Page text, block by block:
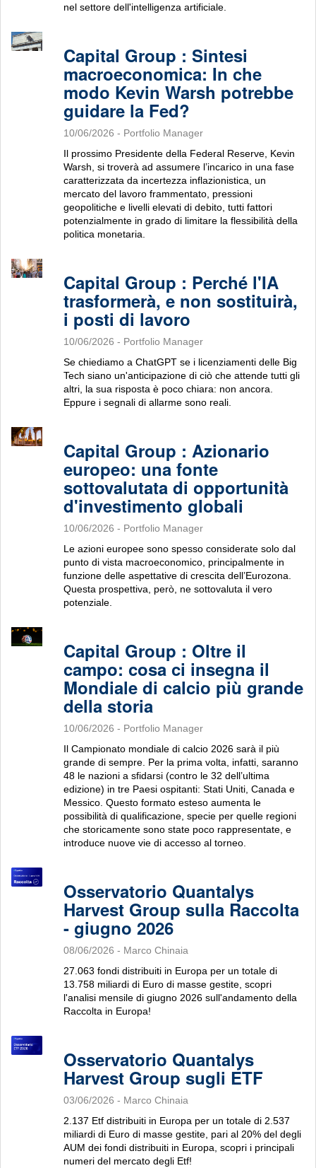
nel settore dell'intelligenza artificiale.
Capital Group : Sintesi
macroeconomica: In che
modo Kevin Warsh potrebbe
guidare la Fed?
10/06/2026 - Portfolio Manager
Il prossimo Presidente della Federal Reserve, Kevin
Warsh, si troverà ad assumere l’incarico in una fase
caratterizzata da incertezza inflazionistica, un
mercato del lavoro frammentato, pressioni
geopolitiche e livelli elevati di debito, tutti fattori
potenzialmente in grado di limitare la flessibilità della
politica monetaria.
Capital Group : Perché l'IA
trasformerà, e non sostituirà,
i posti di lavoro
10/06/2026 - Portfolio Manager
Se chiediamo a ChatGPT se i licenziamenti delle Big
Tech siano un'anticipazione di ciò che attende tutti gli
altri, la sua risposta è poco chiara: non ancora.
Eppure i segnali di allarme sono reali.
Capital Group : Azionario
europeo: una fonte
sottovalutata di opportunità
d'investimento globali
10/06/2026 - Portfolio Manager
Le azioni europee sono spesso considerate solo dal
punto di vista macroeconomico, principalmente in
funzione delle aspettative di crescita dell’Eurozona.
Questa prospettiva, però, ne sottovaluta il vero
potenziale.
Capital Group : Oltre il
campo: cosa ci insegna il
Mondiale di calcio più grande
della storia
10/06/2026 - Portfolio Manager
Il Campionato mondiale di calcio 2026 sarà il più
grande di sempre. Per la prima volta, infatti, saranno
48 le nazioni a sfidarsi (contro le 32 dell’ultima
edizione) in tre Paesi ospitanti: Stati Uniti, Canada e
Messico. Questo formato esteso aumenta le
possibilità di qualificazione, specie per quelle regioni
che storicamente sono state poco rappresentate, e
introduce nuove vie di accesso al torneo.
Osservatorio Quantalys
Harvest Group sulla Raccolta
- giugno 2026
08/06/2026 - Marco Chinaia
27.063 fondi distribuiti in Europa per un totale di
13.758 miliardi di Euro di masse gestite, scopri
l'analisi mensile di giugno 2026 sull'andamento della
Raccolta in Europa!
Osservatorio Quantalys
Harvest Group sugli ETF
03/06/2026 - Marco Chinaia
2.137 Etf distribuiti in Europa per un totale di 2.537
miliardi di Euro di masse gestite, pari al 20% del degli
AUM dei fondi distribuiti in Europa, scopri i principali
numeri del mercato degli Etf!